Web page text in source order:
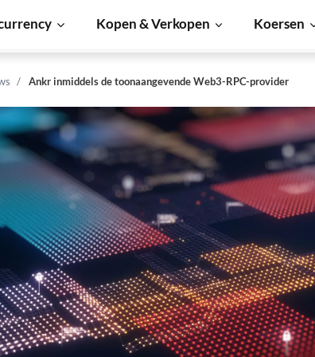
Kopen & Verkopen Koersen
Ankr inmiddels de toonaangevende Web3-RPC-provider